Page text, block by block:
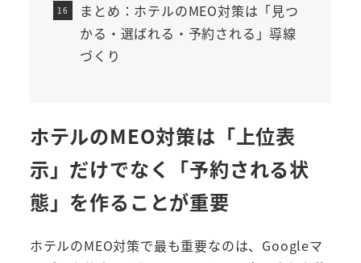
まとめ：ホテルのMEO対策は「見つ
かる・選ばれる・予約される」導線
づくり
ホテルのMEO対策は「上位表
示」だけでなく「予約される状
態」を作ることが重要
ホテルのMEO対策で最も重要なのは、Googleマ